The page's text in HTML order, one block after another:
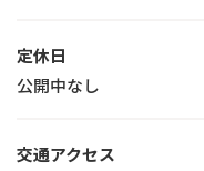
定休日
公開中なし
交通アクセス